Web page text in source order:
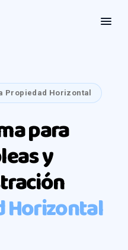
Propiedad Horizontal
para
y
Horizontal